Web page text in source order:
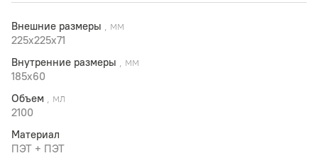
Внешние размеры , мм
225x225x71
Внутренние размеры , мм
185x60
Объем , мл
2100
Материал
ПЭТ + ПЭТ